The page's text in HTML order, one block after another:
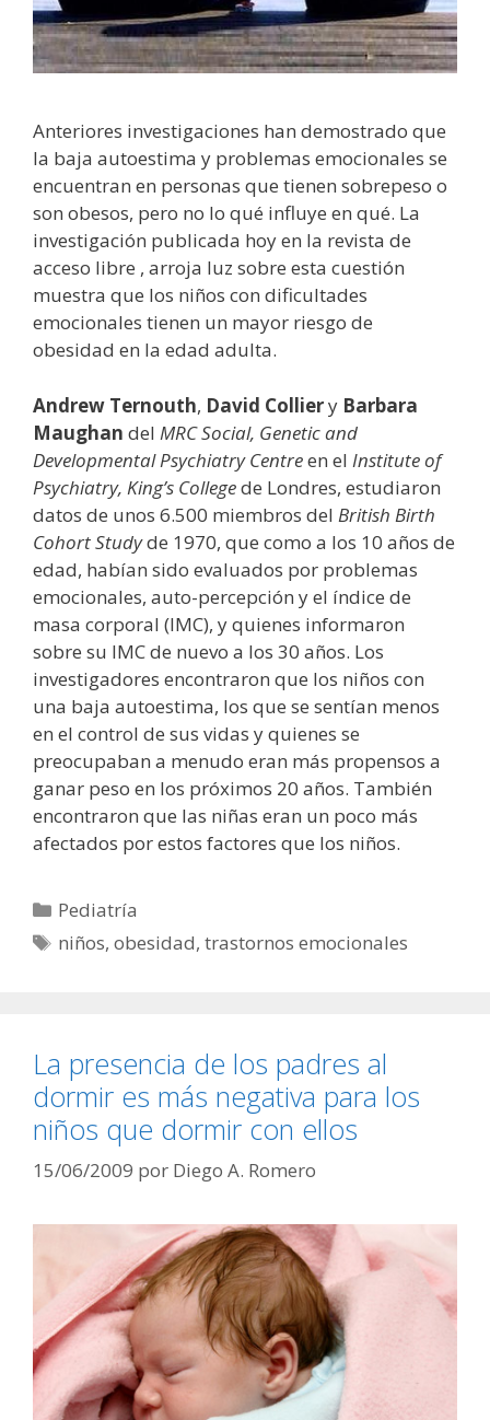
Anteriores investigaciones han demostrado que
la baja autoestima y problemas emocionales se
encuentran en personas que tienen sobrepeso o
son obesos, pero no lo qué influye en qué. La
investigación publicada hoy en la revista de
acceso libre , arroja luz sobre esta cuestión
muestra que los niños con dificultades
emocionales tienen un mayor riesgo de
obesidad en la edad adulta.
Andrew Ternouth, David Colliery Barbara
Maughan del MRC Social, Genetic and
Developmental Psychiatry Centreen el Institute of
Psychiatry, King’s Collegede Londres, estudiaron
datos de unos 6.500 miembros del British Birth
Cohort Studyde 1970, que como a los 10 años de
edad, habían sido evaluados por problemas
emocionales, auto-percepción y el índice de
masa corporal (IMC), y quienes informaron
sobre su IMC de nuevo a los 30 años. Los
investigadores encontraron que los niños con
una baja autoestima, los que se sentían menos
en el control de sus vidas y quienes se
preocupaban a menudo eran más propensos a
ganar peso en los próximos 20 años. También
encontraron que las niñas eran un poco más
afectados por estos factores que los niños.
Categorías
Pediatría
Etiquetas
niños,obesidad,trastornos emocionales
La presencia de los padres al
dormir es más negativa para los
niños que dormir con ellos
15/06/2009 por Diego A. Romero